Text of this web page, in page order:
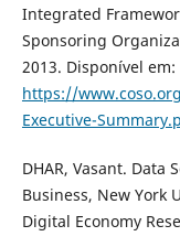
Integrated
Sponsoring
2013. Disponível em:
https://
Executive-
DHAR, Vasant. Data
Business, New York
Digital Economy